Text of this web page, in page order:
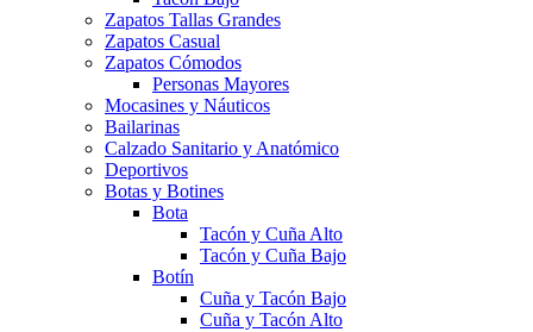
Zapatos Tallas Grandes
Zapatos Casual
Zapatos Cómodos
Personas Mayores
Mocasines y Náuticos
Bailarinas
Calzado Sanitario y Anatómico
Deportivos
Botas y Botines
Bota
Tacón y Cuña Alto
Tacón y Cuña Bajo
Botín
Cuña y Tacón Bajo
Cuña y Tacón Alto